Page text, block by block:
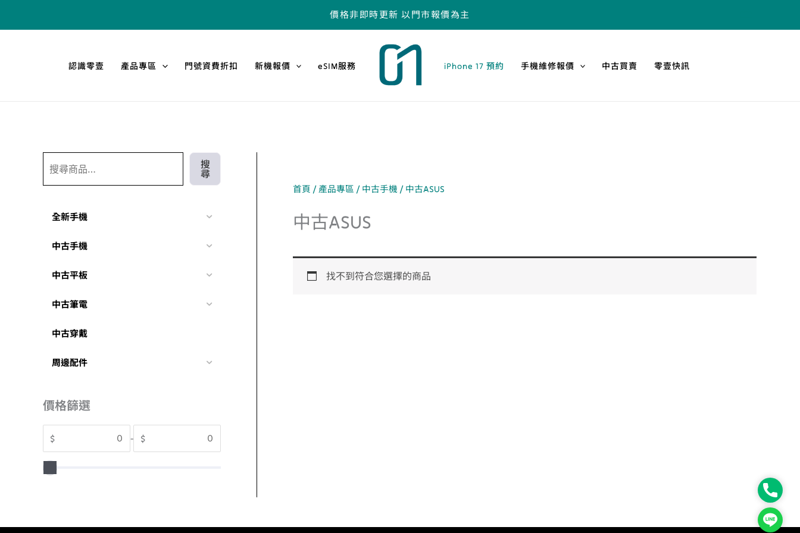
價格非即時更新 以門市報價為主
認識零壹 產品專區 門號資費折扣 新機報價 eSIM服務 iPhone 17 預約 手機維修報價 中古買賣 零壹快訊
尋
搜
尋
全新手機
中古手機
中古平板
中古筆電
中古穿戴
周邊配件
價格篩選
$ - $
首頁 / 產品專區 / 中古手機 / 中古ASUS
中古ASUS
找不到符合您選擇的商品
Phone
Line